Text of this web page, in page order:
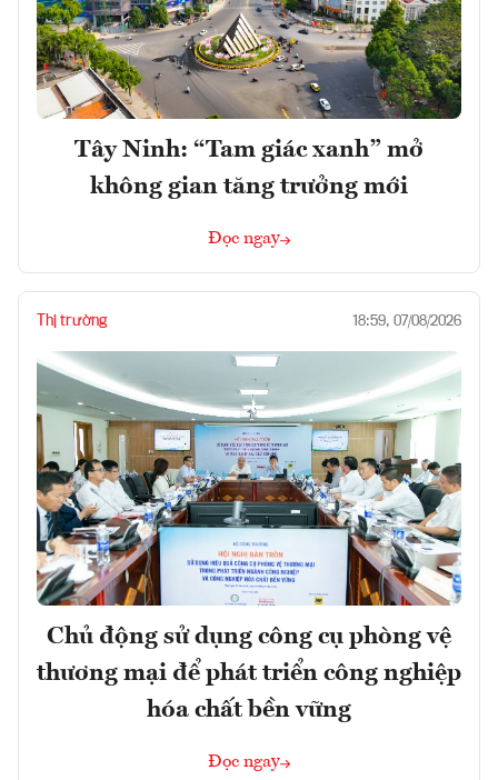
Tây Ninh: “Tam giác xanh” mở
không gian tăng trưởng mới
Đọc ngay
Thị trường 18:59, 07/08/2026
Chủ động sử dụng công cụ phòng vệ
thương mại để phát triển công nghiệp
hóa chất bền vững
Đọc ngay